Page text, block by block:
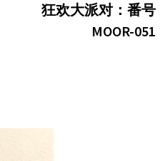
狂欢大派对：番号
MOOR-051